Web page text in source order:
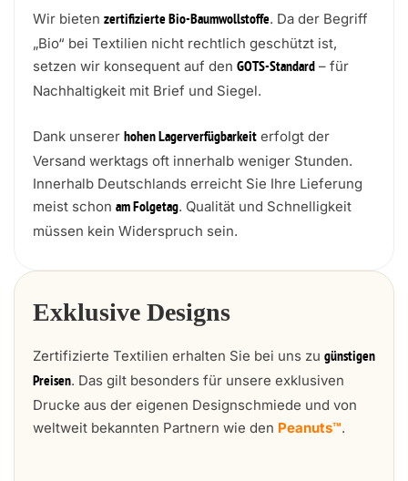
Wir bieten zertifizierte Bio-Baumwollstoffe. Da der Begriff
„Bio“ bei Textilien nicht rechtlich geschützt ist,
setzen wir konsequent auf den GOTS-Standard – für
Nachhaltigkeit mit Brief und Siegel.
Dank unserer hohen Lagerverfügbarkeit erfolgt der
Versand werktags oft innerhalb weniger Stunden.
Innerhalb Deutschlands erreicht Sie Ihre Lieferung
meist schon am Folgetag. Qualität und Schnelligkeit
müssen kein Widerspruch sein.
Exklusive Designs
Zertifizierte Textilien erhalten Sie bei uns zu günstigen
Preisen. Das gilt besonders für unsere exklusiven
Drucke aus der eigenen Designschmiede und von
weltweit bekannten Partnern wie den Peanuts™.